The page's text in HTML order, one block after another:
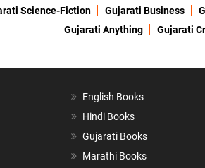
Science-Fiction Gujarati Business
Gujarati Anything
Gujarati
English Books
Hindi Books
Gujarati Books
Marathi Books